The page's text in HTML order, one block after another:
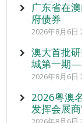
广东省在
府债券
2026年8月6日
澳大首批
城第一期
2026年8月6日
2026粤澳
发挥会展